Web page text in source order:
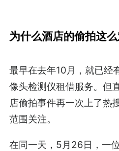
为什么酒店的偷拍这
最早在去年10月，就已经
像头检测仪租借服务。但
店偷拍事件再一次上了热
范围关注。
在同一天，5月26日，一